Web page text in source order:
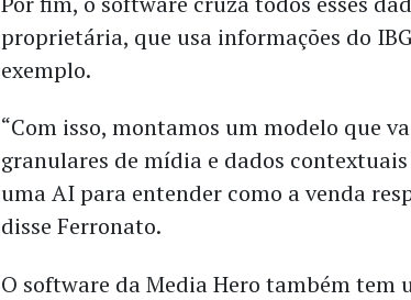
proprietária, que usa informações do
exemplo.
“Com isso, montamos um modelo que
granulares de mídia e dados
uma AI para entender como a venda
disse Ferronato.
O software da Media Hero também tem